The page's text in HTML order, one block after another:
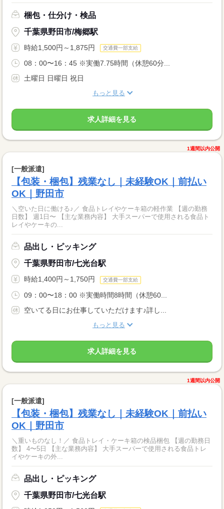
梱包・仕分け・検品
千葉県野田市/梅郷駅
時給1,500円～1,875円 交通費一部支給
08：00〜16：45 ※実働7.75時間（休憩60分...
土曜日 日曜日 祝日
もっと見る
求人詳細を見る
1週間以内公開
[一般派遣]
【包装・梱包】残業なし｜未経験OK｜前払い
OK｜野田市
＼空いた日に働ける♪／ 食品トレイやケーキ箱の軽作業 【週の勤務
日数】 週1日〜 【主な業務内容】 大手スーパーで使用される食品ト
レイやケーキの...
品出し・ピッキング
千葉県野田市/七光台駅
時給1,400円～1,750円 交通費一部支給
09：00〜18：00 ※実働時間8時間（休憩60...
空いてる日にお仕事していただけます♪詳し...
もっと見る
求人詳細を見る
1週間以内公開
[一般派遣]
【包装・梱包】残業なし｜未経験OK｜前払い
OK｜野田市
＼重いものなし！／ 食品トレイ・ケーキ箱の検品梱包 【週の勤務日
数】 4〜5日 【主な業務内容】 大手スーパーで使用される食品トレ
イやケーキの外...
品出し・ピッキング
千葉県野田市/七光台駅